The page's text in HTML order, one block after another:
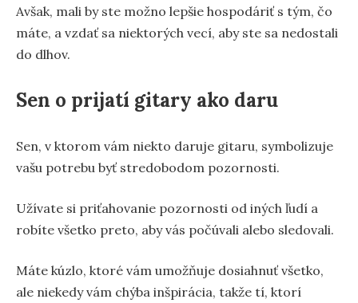
Avšak, mali by ste možno lepšie hospodáriť s tým, čo
máte, a vzdať sa niektorých vecí, aby ste sa nedostali
do dlhov.
Sen o prijatí gitary ako daru
Sen, v ktorom vám niekto daruje gitaru, symbolizuje
vašu potrebu byť stredobodom pozornosti.
Užívate si priťahovanie pozornosti od iných ľudí a
robíte všetko preto, aby vás počúvali alebo sledovali.
Máte kúzlo, ktoré vám umožňuje dosiahnuť všetko,
ale niekedy vám chýba inšpirácia, takže tí, ktorí